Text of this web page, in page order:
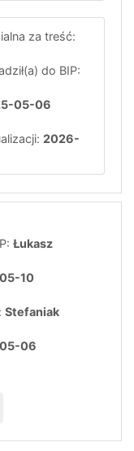
za treść:
do BIP:
05-06
2026-
Łukasz
10
Stefaniak
06